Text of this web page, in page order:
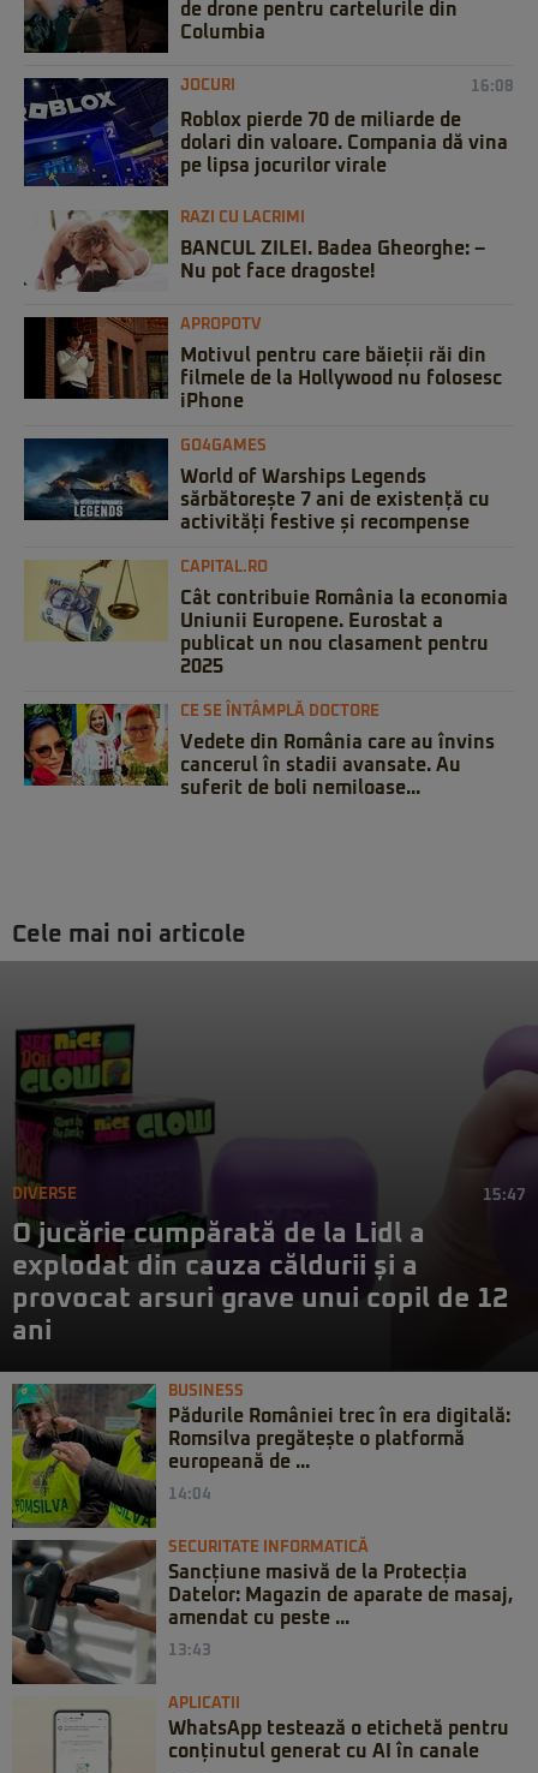
de drone pentru cartelurile din
Columbia
JOCURI 16:08
Roblox pierde 70 de miliarde de
dolari din valoare. Compania dă vina
pe lipsa jocurilor virale
RAZI CU LACRIMI
BANCUL ZILEI. Badea Gheorghe: –
Nu pot face dragoste!
APROPOTV
Motivul pentru care băieții răi din
filmele de la Hollywood nu folosesc
iPhone
GO4GAMES
World of Warships Legends
sărbătorește 7 ani de existență cu
activități festive și recompense
CAPITAL.RO
Cât contribuie România la economia
Uniunii Europene. Eurostat a
publicat un nou clasament pentru
2025
CE SE ÎNTÂMPLĂ DOCTORE
Vedete din România care au învins
cancerul în stadii avansate. Au
suferit de boli nemiloase...
Cele mai noi articole
DIVERSE 15:47
O jucărie cumpărată de la Lidl a
explodat din cauza căldurii și a
provocat arsuri grave unui copil de 12
ani
BUSINESS
Pădurile României trec în era digitală:
Romsilva pregătește o platformă
europeană de ...
14:04
SECURITATE INFORMATICĂ
Sancțiune masivă de la Protecția
Datelor: Magazin de aparate de masaj,
amendat cu peste ...
13:43
APLICATII
WhatsApp testează o etichetă pentru
conținutul generat cu AI în canale